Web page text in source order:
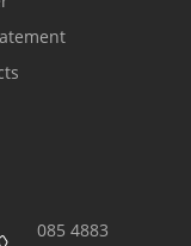
085 4883